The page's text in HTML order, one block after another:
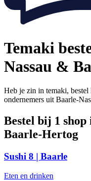
Temaki
Nassau &
Heb je zin in temaki,
ondernemers uit Baarle-
Bestel bij 1
Baarle-Hertog
Sushi 8 | Baarle
Eten en drinken